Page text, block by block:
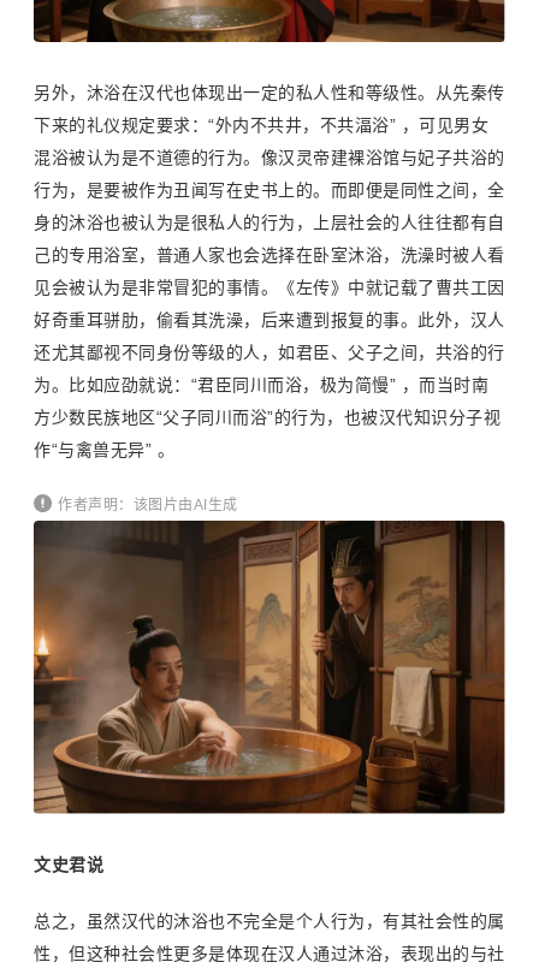
另外，沐浴在汉代也体现出一定的私人性和等级性。从先秦传
下来的礼仪规定要求：“外内不共井，不共湢浴” ，可见男女
混浴被认为是不道德的行为。像汉灵帝建裸浴馆与妃子共浴的
行为，是要被作为丑闻写在史书上的。而即便是同性之间，全
身的沐浴也被认为是很私人的行为，上层社会的人往往都有自
己的专用浴室，普通人家也会选择在卧室沐浴，洗澡时被人看
见会被认为是非常冒犯的事情。《左传》中就记载了曹共工因
好奇重耳骈肋，偷看其洗澡，后来遭到报复的事。此外，汉人
还尤其鄙视不同身份等级的人，如君臣、父子之间，共浴的行
为。比如应劭就说：“君臣同川而浴，极为简慢” ，而当时南
方少数民族地区“父子同川而浴”的行为，也被汉代知识分子视
作“与禽兽无异” 。
作者声明：该图片由AI生成
文史君说
总之，虽然汉代的沐浴也不完全是个人行为，有其社会性的属
性，但这种社会性更多是体现在汉人通过沐浴，表现出的与社